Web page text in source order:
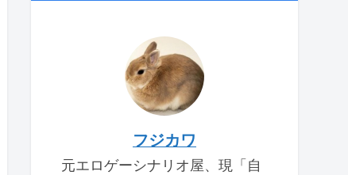
フジカワ
元エロゲーシナリオ屋、現「自